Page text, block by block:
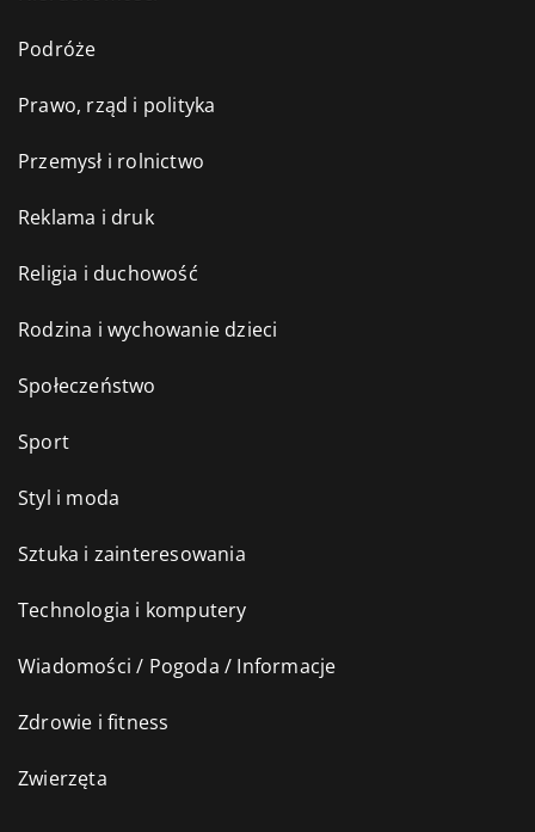
Podróże
Prawo, rząd i polityka
Przemysł i rolnictwo
Reklama i druk
Religia i duchowość
Rodzina i wychowanie dzieci
Społeczeństwo
Sport
Styl i moda
Sztuka i zainteresowania
Technologia i komputery
Wiadomości / Pogoda / Informacje
Zdrowie i fitness
Zwierzęta